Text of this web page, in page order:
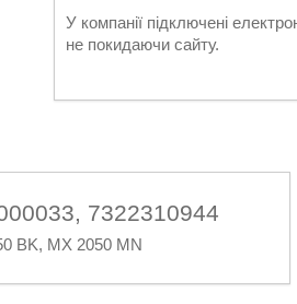
У компанії підключені
не покидаючи сайту.
7322310944
BK, MX 2050 MN